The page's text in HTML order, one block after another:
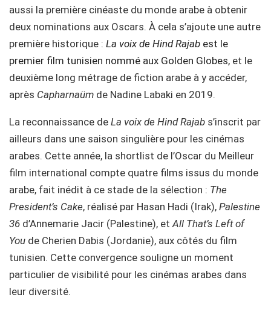
aussi la première cinéaste du monde arabe à obtenir
deux nominations aux Oscars. À cela s’ajoute une autre
première historique : La voix de Hind Rajab est le
premier film tunisien nommé aux Golden Globes, et le
deuxième long métrage de fiction arabe à y accéder,
après Capharnaüm de Nadine Labaki en 2019.
La reconnaissance de La voix de Hind Rajab s’inscrit par
ailleurs dans une saison singulière pour les cinémas
arabes. Cette année, la shortlist de l’Oscar du Meilleur
film international compte quatre films issus du monde
arabe, fait inédit à ce stade de la sélection : The
President’s Cake, réalisé par Hasan Hadi (Irak), Palestine
36 d’Annemarie Jacir (Palestine), et All That’s Left of
You de Cherien Dabis (Jordanie), aux côtés du film
tunisien. Cette convergence souligne un moment
particulier de visibilité pour les cinémas arabes dans
leur diversité.